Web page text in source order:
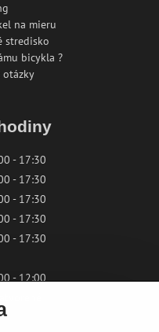
na mieru
stredisko
bicykla ?
otázky
- 17:30
- 17:30
- 17:30
- 17:30
- 17:30
- 12:00